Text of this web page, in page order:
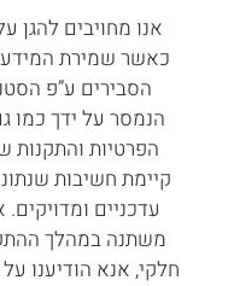
אנו מחויבים להגן
כאשר שמירת
הסבירים ע”פ
הנמסר על ידך כמו
הפרטיות והתקנות
קיימת חשיבות
עדכניים
משתנה במהלך
חלקי, אנא הודיענו